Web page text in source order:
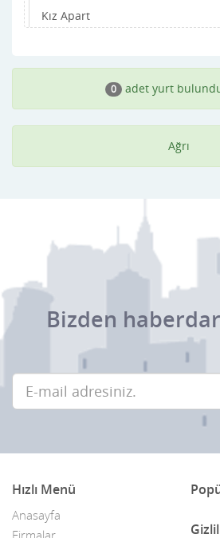
Kız Apart
Kız Pansiyonları
0 adet yurt
Ağrı
Bizden
Hızlı Menü
Anasayfa